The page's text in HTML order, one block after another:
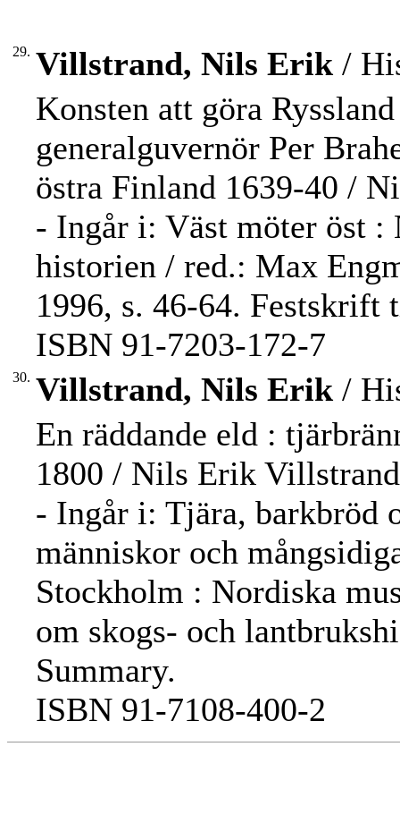
29. Villstrand, Nils Erik /
Konsten att göra
generalguvernör Per
östra Finland 1639-40 /
- Ingår i: Väst möter öst :
historien / red.: Max
1996, s. 46-64. Festskrift
ISBN 91-7203-172-7
30. Villstrand, Nils Erik /
En räddande eld :
1800 / Nils Erik
- Ingår i: Tjära, barkbröd
människor och
Stockholm : Nordiska
om skogs- och
Summary.
ISBN 91-7108-400-2